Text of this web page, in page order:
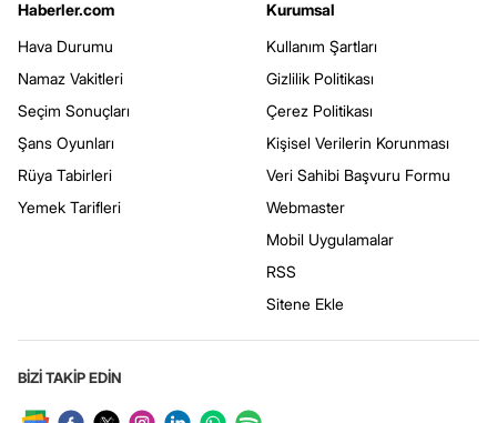
Haberler.com
Hava Durumu
Namaz Vakitleri
Seçim Sonuçları
Şans Oyunları
Rüya Tabirleri
Yemek Tarifleri
Kurumsal
Kullanım Şartları
Gizlilik Politikası
Çerez Politikası
Kişisel Verilerin Korunması
Veri Sahibi Başvuru Formu
Webmaster
Mobil Uygulamalar
RSS
Sitene Ekle
BİZİ TAKİP EDİN